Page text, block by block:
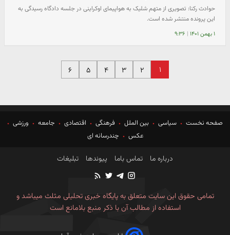
حوادث رکنا: تصویری از متهم شلیک به هواپیمای اوکراینی در جلسه دادگاه رسیدگی به
این پرونده منتشر شده است.
۱ بهمن ۱۴۰۱ | ۹:۳۶
۱ ۲ ۳ ۴ ۵ ۶
صفحه نخست سیاسی بین الملل فرهنگی اقتصادی جامعه
ورزشی
عکس
چندرسانه ای
درباره ما تماس باما پیوندها تبلیغات
تمامی حقوق این سایت متعلق به پایگاه خبری تحلیلی مثلث میباشد و
استفاده از مطالب آن با ذکر منبع بلامانع است